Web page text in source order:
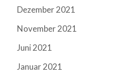
Dezember 2021
November 2021
Juni 2021
Januar 2021